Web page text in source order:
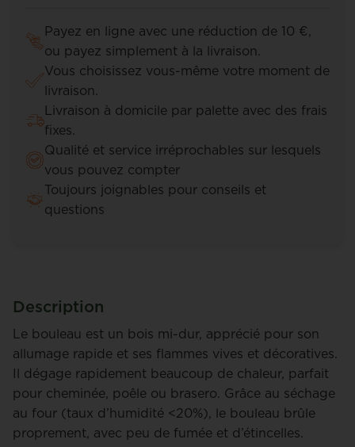
Payez en ligne avec une réduction de 10 €,
ou payez simplement à la livraison.
Vous choisissez vous-même votre moment de
livraison.
Livraison à domicile par palette avec des frais
fixes.
Qualité et service irréprochables sur lesquels
vous pouvez compter
Toujours joignables pour conseils et
questions
Description
Le bouleau est un bois mi-dur, apprécié pour son
allumage rapide et ses flammes vives et décoratives.
Il dégage rapidement beaucoup de chaleur, parfait
pour cheminée, poêle ou brasero. Grâce au séchage
au four (taux d’humidité <20%), le bouleau brûle
proprement, avec peu de fumée et d’étincelles.